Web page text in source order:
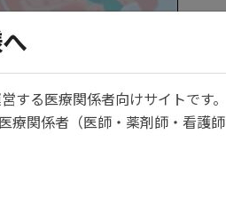
する医療関係者向けサイトです。
療関係者（医師・薬剤師・看護師